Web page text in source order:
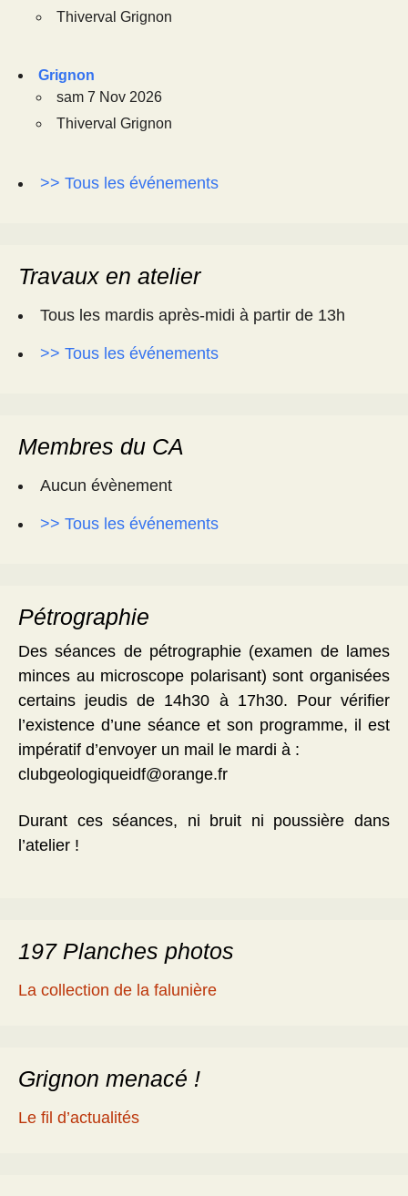
Thiverval Grignon
Grignon
sam 7 Nov 2026
Thiverval Grignon
>> Tous les événements
Travaux en atelier
Tous les mardis après-midi à partir de 13h
>> Tous les événements
Membres du CA
Aucun évènement
>> Tous les événements
Pétrographie
Des séances de pétrographie (examen de lames
minces au microscope polarisant) sont organisées
certains jeudis de 14h30 à 17h30. Pour vérifier
l’existence d’une séance et son programme, il est
impératif d’envoyer un mail le mardi à :
clubgeologiqueidf@orange.fr
Durant ces séances, ni bruit ni poussière dans
l’atelier !
197 Planches photos
La collection de la falunière
Grignon menacé !
Le fil d’actualités